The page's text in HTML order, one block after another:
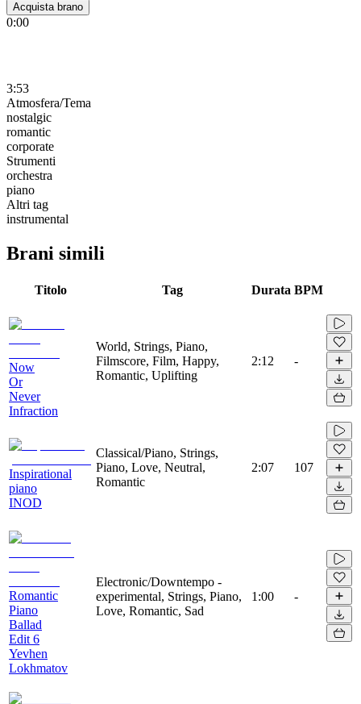
Acquista brano
0:00
3:53
Atmosfera/Tema
nostalgic
romantic
corporate
Strumenti
orchestra
piano
Altri tag
instrumental
Brani simili
Titolo Tag Durata BPM
Now
Or
Never
Infraction
World, Strings, Piano,
Filmscore, Film, Happy,
Romantic, Uplifting
2:12 -
Inspirational
piano
INOD
Classical/Piano, Strings,
Piano, Love, Neutral,
Romantic
2:07 107
Romantic
Piano
Ballad
Edit 6
Yevhen
Lokhmatov
Electronic/Downtempo -
experimental, Strings, Piano,
Love, Romantic, Sad
1:00 -